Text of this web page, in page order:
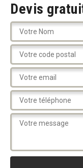
Devis